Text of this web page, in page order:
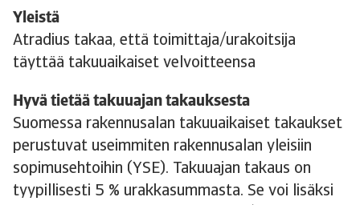
Yleistä
Atradius takaa, että toimittaja/urakoitsija
täyttää takuuaikaiset velvoitteensa
Hyvä tietää takuuajan takauksesta
Suomessa rakennusalan takuuaikaiset takaukset
perustuvat useimmiten rakennusalan yleisiin
sopimusehtoihin (YSE). Takuuajan takaus on
tyypillisesti 5 % urakkasummasta. Se voi lisäksi